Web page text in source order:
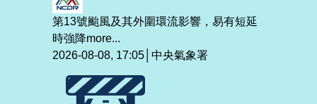
第13號颱風及其外圍環流影響，易有短延
時強降more...
2026-08-08, 17:05│中央氣象署